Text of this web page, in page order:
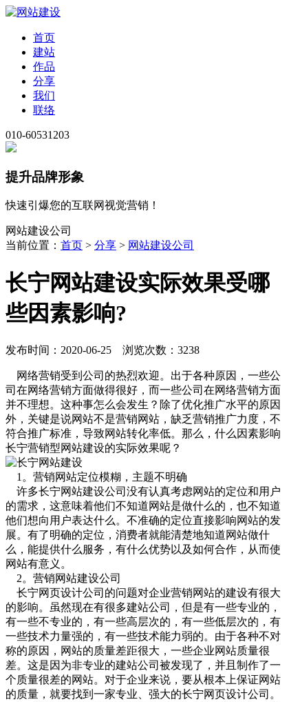
首页
建站
作品
分享
我们
联络
010-60531203
提升品牌形象
快速引爆您的互联网视觉营销！
网站建设公司
当前位置： 首页 > 分享 > 网站建设公司
长宁网站建设实际效果受哪
些因素影响?
发布时间：2020-06-25 浏览次数：3238
网络营销受到公司的热烈欢迎。出于各种原因，一些公
司在网络营销方面做得很好，而一些公司在网络营销方面
并不理想。这种事怎么会发生？除了优化推广水平的原因
外，关键是说网站不是营销网站，缺乏营销推广力度，不
符合推广标准，导致网站转化率低。那么，什么因素影响
长宁营销型网站建设的实际效果呢？
1。营销网站定位模糊，主题不明确
许多长宁网站建设公司没有认真考虑网站的定位和用户
的需求，这意味着他们不知道网站是做什么的，也不知道
他们想向用户表达什么。不准确的定位直接影响网站的发
展。有了明确的定位，消费者就能清楚地知道网站做什
么，能提供什么服务，有什么优势以及如何合作，从而使
网站有意义。
2。营销网站建设公司
长宁网页设计公司的问题对企业营销网站的建设有很大
的影响。虽然现在有很多建站公司，但是有一些专业的，
有一些不专业的，有一些高层次的，有一些低层次的，有
一些技术力量强的，有一些技术能力弱的。由于各种不对
称的原因，网站的质量差距很大，一些企业网站质量很
差。这是因为非专业的建站公司被发现了，并且制作了一
个质量很差的网站。对于企业来说，要从根本上保证网站
的质量，就要找到一家专业、强大的长宁网页设计公司。